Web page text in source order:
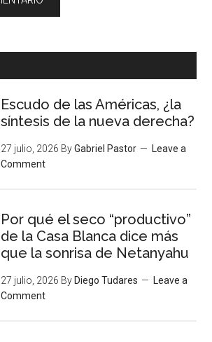
Escudo de las Américas, ¿la
síntesis de la nueva derecha?
27 julio, 2026 ByGabriel Pastor
Leave a
Comment
Por qué el seco “productivo”
de la Casa Blanca dice más
que la sonrisa de Netanyahu
27 julio, 2026 By Diego Tudares
Leave a
Comment